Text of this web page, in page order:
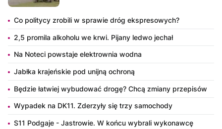
Co politycy zrobili w sprawie dróg ekspresowych?
2,5 promila alkoholu we krwi. Pijany ledwo jechał
Na Noteci powstaje elektrownia wodna
Jabłka krajeńskie pod unijną ochroną
Będzie łatwiej wybudować drogę? Chcą zmiany przepisów
Wypadek na DK11. Zderzyły się trzy samochody
S11 Podgaje - Jastrowie. W końcu wybrali wykonawcę